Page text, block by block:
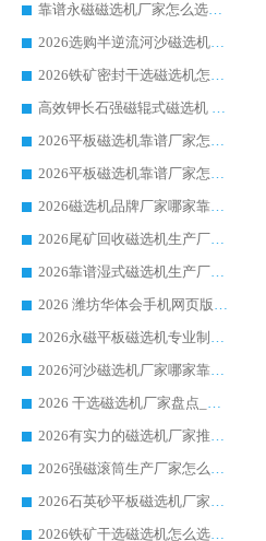
靠谱永磁磁选机厂家怎么选?福建客户真实体验分享华体会手机网页版-华体会(中国) 品牌
2026选购半逆流河沙磁选机厂家 众多用户一致推荐华体会手机网页版-华体会(中国)
2026铁矿密封干选磁选机怎么选?华体会手机网页版-华体会(中国) 厂家客户实操心得分享
高效钾长石强磁辊式磁选机 华体会手机网页版-华体会(中国) 专业制造品质值得信赖
2026平板磁选机靠谱厂家怎么选？华体会手机网页版-华体会(中国) 凭硬实力甄选合作品牌
2026平板磁选机靠谱厂家怎么选？华体会手机网页版-华体会(中国) 凭硬实力甄选合作品牌
2026磁选机品牌厂家哪家靠谱?行业优选华体会手机网页版-华体会(中国) 实力出众
2026尾矿回收磁选机生产厂家哪家好_行业推荐华体会手机网页版-华体会(中国)
2026靠谱湿式磁选机生产厂家推荐 华体会手机网页版-华体会(中国) 技术与实力兼具
2026 潍坊华体会手机网页版-华体会(中国) _矿用 RCT永磁滚筒提纯设备 厂家实力与应用优势全解析
2026永磁平板磁选机专业制造 华体会手机网页版-华体会(中国) 靠谱生产厂家
2026河沙磁选机厂家哪家靠谱?华体会手机网页版-华体会(中国) 优质河沙磁选机厂家推荐
2026 干选磁选机厂家盘点_华体会手机网页版-华体会(中国) 靠谱品牌选型指南
2026有实力的磁选机厂家推荐_华体会手机网页版-华体会(中国) _行业标杆与优质厂商盘点
2026强磁滚筒生产厂家怎么选?行业口碑推荐华体会手机网页版-华体会(中国)
2026石英砂平板磁选机厂家推荐 华体会手机网页版-华体会(中国) 技术实力备受行业认可
2026铁矿干选磁选机怎么选?源头厂家华体会手机网页版-华体会(中国) ，用实力说话